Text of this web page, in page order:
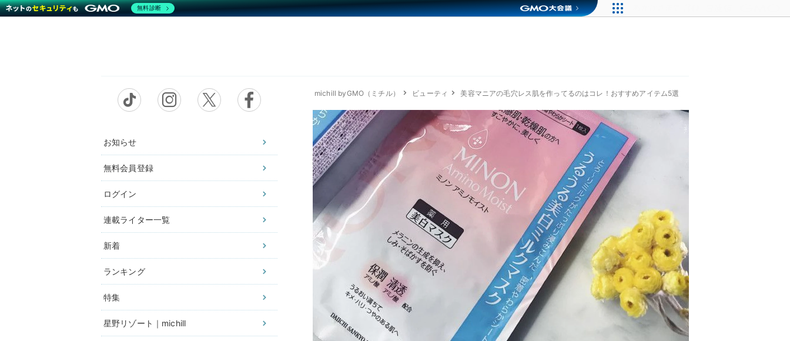
お知らせ
無料会員登録
ログイン
連載ライター一覧
新着
ランキング
特集
星野リゾート｜michill
michill byGMO（ミチル） ビューティ 美容マニアの毛穴レス肌を作ってるのはコレ！おすすめアイテム5選
無料診断